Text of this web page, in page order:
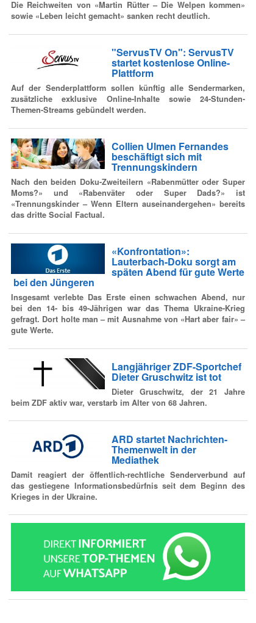
Die Reichweiten von «Martin Rütter – Die Welpen kommen»
sowie «Leben leicht gemacht» sanken recht deutlich.
"ServusTV On": ServusTV
startet kostenlose Online-
Plattform
Auf der Senderplattform sollen künftig alle Sendermarken,
zusätzliche exklusive Online-Inhalte sowie 24-Stunden-
Themen-Streams gebündelt werden.
Collien Ulmen Fernandes
beschäftigt sich mit
Trennungskindern
Nach den beiden Doku-Zweiteilern «Rabenmütter oder Super
Moms?» und «Rabenväter oder Super Dads?» ist
«Trennungskinder – Wenn Eltern auseinandergehen» bereits
das dritte Social Factual.
«Konfrontation»:
Lauterbach-Doku sorgt am
späten Abend für gute Werte
bei den Jüngeren
Insgesamt verlebte Das Erste einen schwachen Abend, nur
bei den 14- bis 49-Jährigen war das Thema Ukraine-Krieg
gefragt. Dort holte man – mit Ausnahme von «Hart aber fair» –
gute Werte.
Langjähriger ZDF-Sportchef
Dieter Gruschwitz ist tot
Dieter Gruschwitz, der 21 Jahre
beim ZDF aktiv war, verstarb im Alter von 68 Jahren.
ARD startet Nachrichten-
Themenwelt in der
Mediathek
Damit reagiert der öffentlich-rechtliche Senderverbund auf
das gestiegene Informationsbedürfnis seit dem Beginn des
Krieges in der Ukraine.